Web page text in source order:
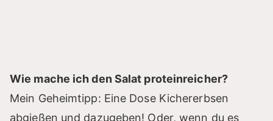
Wie mache ich den Salat proteinreicher?
Mein Geheimtipp: Eine Dose Kichererbsen
abgießen und dazugeben! Oder, wenn du es